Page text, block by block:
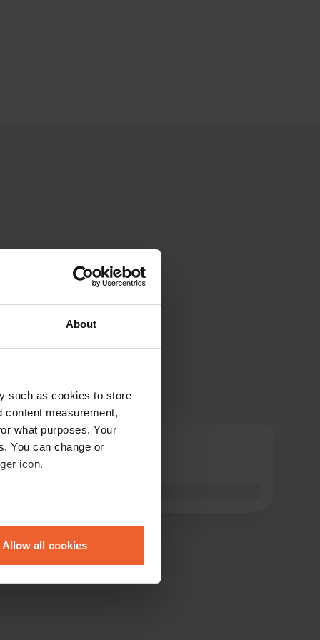
About
such as cookies to store
content measurement,
what purposes. Your
You can change or
icon.
meters
our traffic. We also share
Allow all cookies
m magre